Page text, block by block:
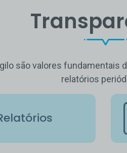
são valores fundamentais
relatórios